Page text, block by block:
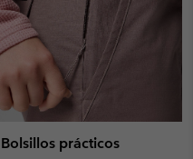
Bolsillos prácticos